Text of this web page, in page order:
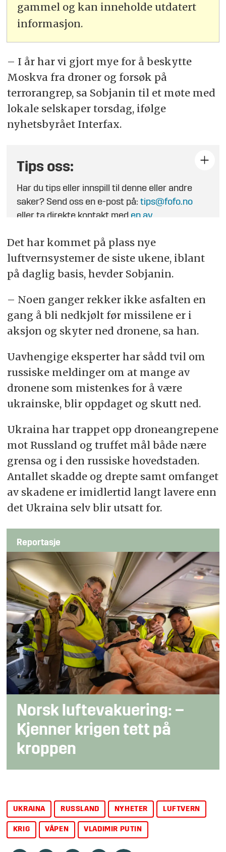
gammel og kan inneholde utdatert
informasjon.
– I år har vi gjort mye for å beskytte
Moskva fra droner og forsøk på
terrorangrep, sa Sobjanin til et møte med
lokale selskaper torsdag, ifølge
nyhetsbyrået Interfax.
Tips oss:
Har du tips eller innspill til denne eller andre
saker? Send oss en e-post på:tips@fofo.no
eller ta direkte kontakt med en av
Det har kommet på plass nye
luftvernsystemer de siste ukene, iblant
på daglig basis, hevder Sobjanin.
– Noen ganger rekker ikke asfalten en
gang å bli nedkjølt før missilene er i
aksjon og skyter ned dronene, sa han.
Uavhengige eksperter har sådd tvil om
russiske meldinger om at mange av
dronene som mistenkes for å være
ukrainske, blir oppdaget og skutt ned.
Ukraina har trappet opp droneangrepene
mot Russland og truffet mål både nære
grensa og i den russiske hovedstaden.
Antallet skadde og drepte samt omfanget
av skadene er imidlertid langt lavere enn
det Ukraina selv blir utsatt for.
Reportasje
Norsk luftevakuering: –
Kjenner krigen tett på
kroppen
UKRAINA RUSSLAND NYHETER LUFTVERN
KRIG VÅPEN VLADIMIR PUTIN